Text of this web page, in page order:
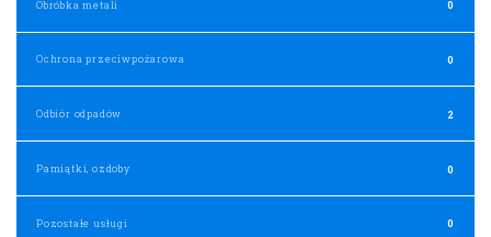
Obróbka metali 0
Ochrona przeciwpożarowa 0
Odbiór odpadów 2
Pamiątki, ozdoby 0
Pozostałe usługi 0